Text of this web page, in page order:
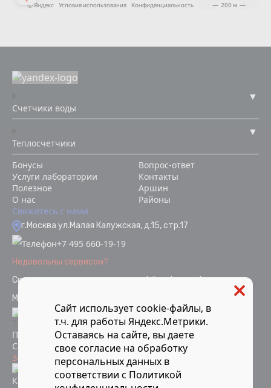
Счетчики воды
Теплосчетчики
Бонусы
Услуги лаборатории
Полезное
О нас
Вопрос-ответ
Контакты
Аршин
Районы
Свяжитесь с нами
г.Москва ул.Малая Калужская, д.15, стр.17
+7 495 660-19-19
Недовольны сервисом?
Связаться с отделом качестваok@vodopoverka.ru
Мы в социальных сетях:
Политика конфиденциальности
Согласие на обработку персональных данных
Защита от мошенников
Информация об аккредитации
Карта сайта
Сайт использует cookie-файлы, в
т.ч. для работы Яндекс.Метрики.
Оставаясь на сайте, вы даете
своесогласие на обработку
персональных данных в
соответствии с Политикой